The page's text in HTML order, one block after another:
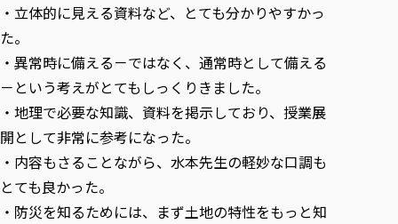
・立体的に見える資料など、とても分かりやすかっ
た。
・異常時に備える－ではなく、通常時として備える
－という考えがとてもしっくりきました。
・地理で必要な知識、資料を掲示しており、授業展
開として非常に参考になった。
・内容もさることながら、水本先生の軽妙な口調も
とても良かった。
・防災を知るためには、まず土地の特性をもっと知